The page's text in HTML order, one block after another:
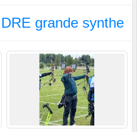
grande synthe